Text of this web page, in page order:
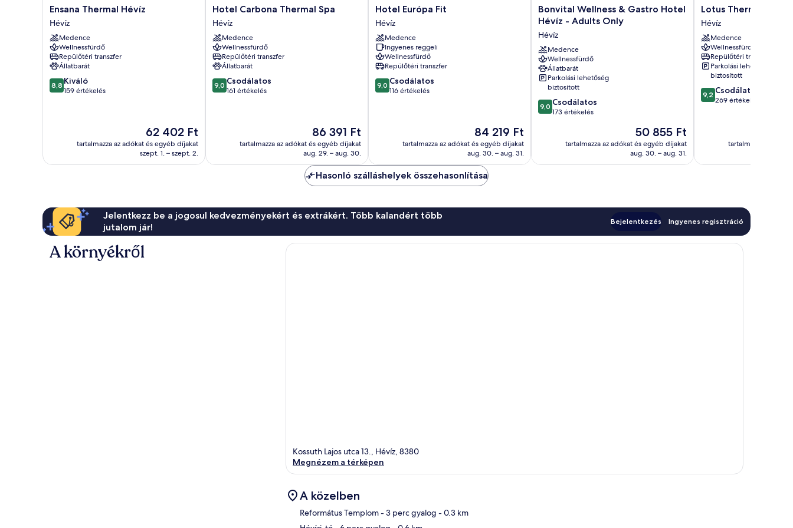
Ensana
Thermal
Hévíz
Hévíz
Ensana Thermal Hévíz
Hévíz
Medence
Wellnessfürdő
Repülőtéri transzfer
Állatbarát
8.8
ennyiből:
8,8 Kiváló
159 értékelés
Az
ár
62 402 Ft
62 402 Ft
tartalmazza az adókat és egyéb díjakat
szept. 1. – szept. 2.
Hotel
Carbona
Thermal
Spa
Hévíz
Hotel Carbona Thermal Spa
Hévíz
Medence
Wellnessfürdő
Repülőtéri transzfer
Állatbarát
9.0
ennyiből:
9,0 Csodálatos
161 értékelés
Az
ár
86 391 Ft
86 391 Ft
tartalmazza az adókat és egyéb díjakat
aug. 29. – aug. 30.
Hotel
Európa
Fit
Hévíz
Hotel Európa Fit
Hévíz
Medence
Ingyenes reggeli
Wellnessfürdő
Repülőtéri transzfer
9.0
ennyiből:
9,0 Csodálatos
116 értékelés
Az
ár
84 219 Ft
84 219 Ft
tartalmazza az adókat és egyéb díjakat
aug. 30. – aug. 31.
Bonvital
Wellness
Gastro
Hotel
Hévíz
-
Adults
Only
Hévíz
Bonvital Wellness & Gastro Hotel
Hévíz - Adults Only
Hévíz
Medence
Wellnessfürdő
Állatbarát
Parkolási lehetőség
biztosított
9.0
ennyiből:
9,0 Csodálatos
173 értékelés
Az
ár
50 855 Ft
50 855 Ft
tartalmazza az adókat és egyéb díjakat
aug. 30. – aug. 31.
Lotus
Therme
Hotel
&
Spa
Hévíz
Lotus Therme Hotel
Hévíz
Medence
Wellnessfürdő
Repülőtéri transzfer
Parkolási lehetőség
biztosított
9.2
ennyiből:
értékelés
9,2 Csodálatos
269 értékelés
tartalmazza az
Hasonló szálláshelyek összehasonlítása
Jelentkezz be a jogosul kedvezményekért és extrákért. Több kalandért több
jutalom jár!
Bejelentkezés Ingyenes regisztráció
A környékről
Kossuth Lajos utca 13., Hévíz, 8380
Megnézem a térképen
A közelben
Református Templom- 3 perc gyalog - 0.3 km